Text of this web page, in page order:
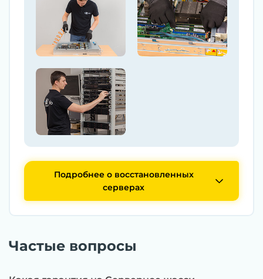
Подробнее о восстановленных
серверах
Частые вопросы